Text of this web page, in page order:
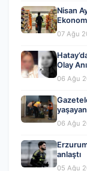
Nisan
07 Ağu
Olay
06 Ağu
06 Ağu
anlaştı
05 Ağu